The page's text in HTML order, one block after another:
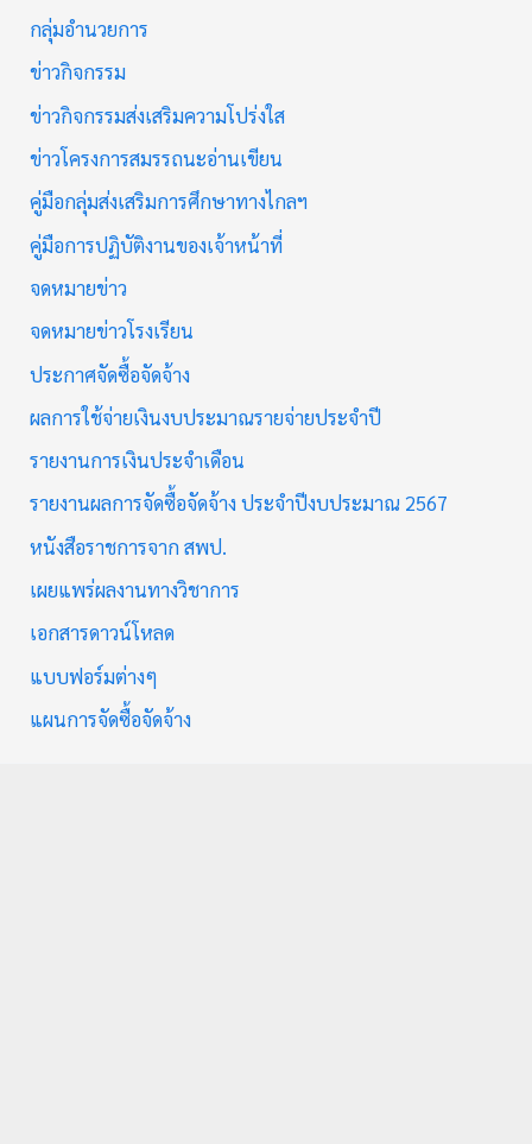
กลุ่มอำนวยการ
ข่าวกิจกรรม
ข่าวกิจกรรมส่งเสริมความโปร่งใส
ข่าวโครงการสมรรถนะอ่านเขียน
คู่มือกลุ่มส่งเสริมการศึกษาทางไกลฯ
คู่มือการปฏิบัติงานของเจ้าหน้าที่
จดหมายข่าว
จดหมายข่าวโรงเรียน
ประกาศจัดซื้อจัดจ้าง
ผลการใช้จ่ายเงินงบประมาณรายจ่ายประจำปี
รายงานการเงินประจำเดือน
รายงานผลการจัดซื้อจัดจ้าง ประจำปีงบประมาณ 2567
หนังสือราชการจาก สพป.
เผยแพร่ผลงานทางวิชาการ
เอกสารดาวน์โหลด
แบบฟอร์มต่างๆ
แผนการจัดซื้อจัดจ้าง